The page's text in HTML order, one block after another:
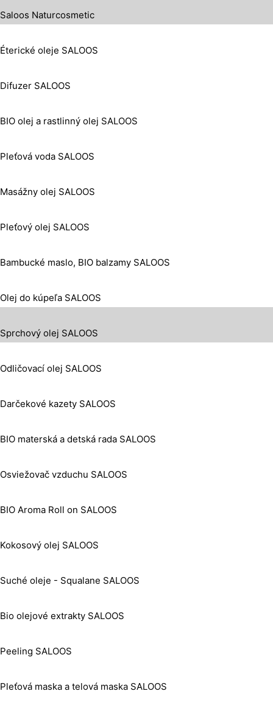
Saloos Naturcosmetic
Éterické oleje SALOOS
Difuzer SALOOS
BIO olej a rastlinný olej SALOOS
Pleťová voda SALOOS
Masážny olej SALOOS
Pleťový olej SALOOS
Bambucké maslo, BIO balzamy SALOOS
Olej do kúpeľa SALOOS
Sprchový olej SALOOS
Odličovací olej SALOOS
Darčekové kazety SALOOS
BIO materská a detská rada SALOOS
Osviežovač vzduchu SALOOS
BIO Aroma Roll on SALOOS
Kokosový olej SALOOS
Suché oleje - Squalane SALOOS
Bio olejové extrakty SALOOS
Peeling SALOOS
Pleťová maska a telová maska SALOOS